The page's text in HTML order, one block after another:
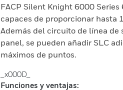
FACP Silent Knight 6000
capaces de proporcionar hasta
Además del circuito de línea de
panel, se pueden añadir SLC
máximos de puntos.
_x000D_
Funciones y ventajas: